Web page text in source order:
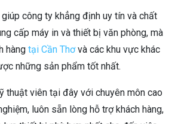
công ty khẳng định uy tín và chất
cấp máy in và thiết bị văn phòng, mà
hàng tại Cần Thơvà các khu vực khác
những sản phẩm tốt nhất.
thuật viên tại đây với chuyên môn cao
luôn sẵn lòng hỗ trợ khách hàng,